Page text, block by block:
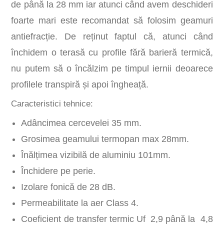
de până la 28 mm iar atunci când avem deschideri
foarte mari este recomandat să folosim geamuri
antiefracție. De reținut faptul că, atunci când
închidem o terasă cu profile fără barieră termică,
nu putem să o încălzim pe timpul iernii deoarece
profilele transpiră și apoi îngheață.
Caracteristici tehnice:
Adâncimea cercevelei 35 mm.
Grosimea geamului termopan max 28mm.
Înălțimea vizibilă de aluminiu 101mm.
Închidere pe perie.
Izolare fonică de 28 dB.
Permeabilitate la aer Class 4.
Coeficient de transfer termic Uf 2,9 până la 4,8